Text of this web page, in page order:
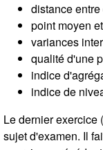
distance
point moyen
variances
qualité d'une
indice
indice de
Le dernier exercice
sujet d'examen. Il